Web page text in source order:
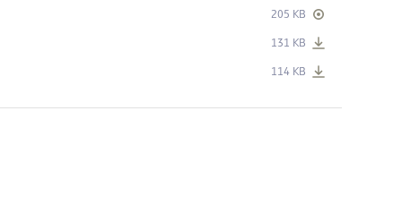
205 KB
131 KB
114 KB